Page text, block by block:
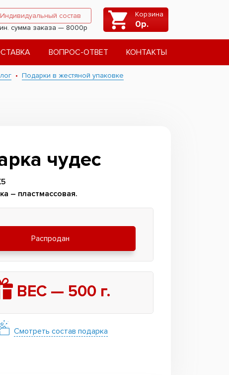
Индивидуальный состав
сумма заказа — 8000р
Корзина
0р.
ВОПРОС-ОТВЕТ КОНТАКТЫ
Подарки в жестяной упаковке
чудес
– пластмассовая.
Распродан
ВЕС — 500г.
Смотреть состав подарка